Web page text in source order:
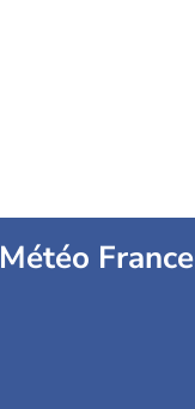
Météo France